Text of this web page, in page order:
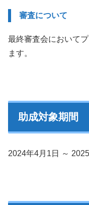
審査について
最終審査会において
ます。
助成対象期間
2024年4月1日 ～